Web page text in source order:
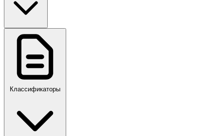
ГОСТ, ГОСТ Р, ПНСТ
Классификаторы